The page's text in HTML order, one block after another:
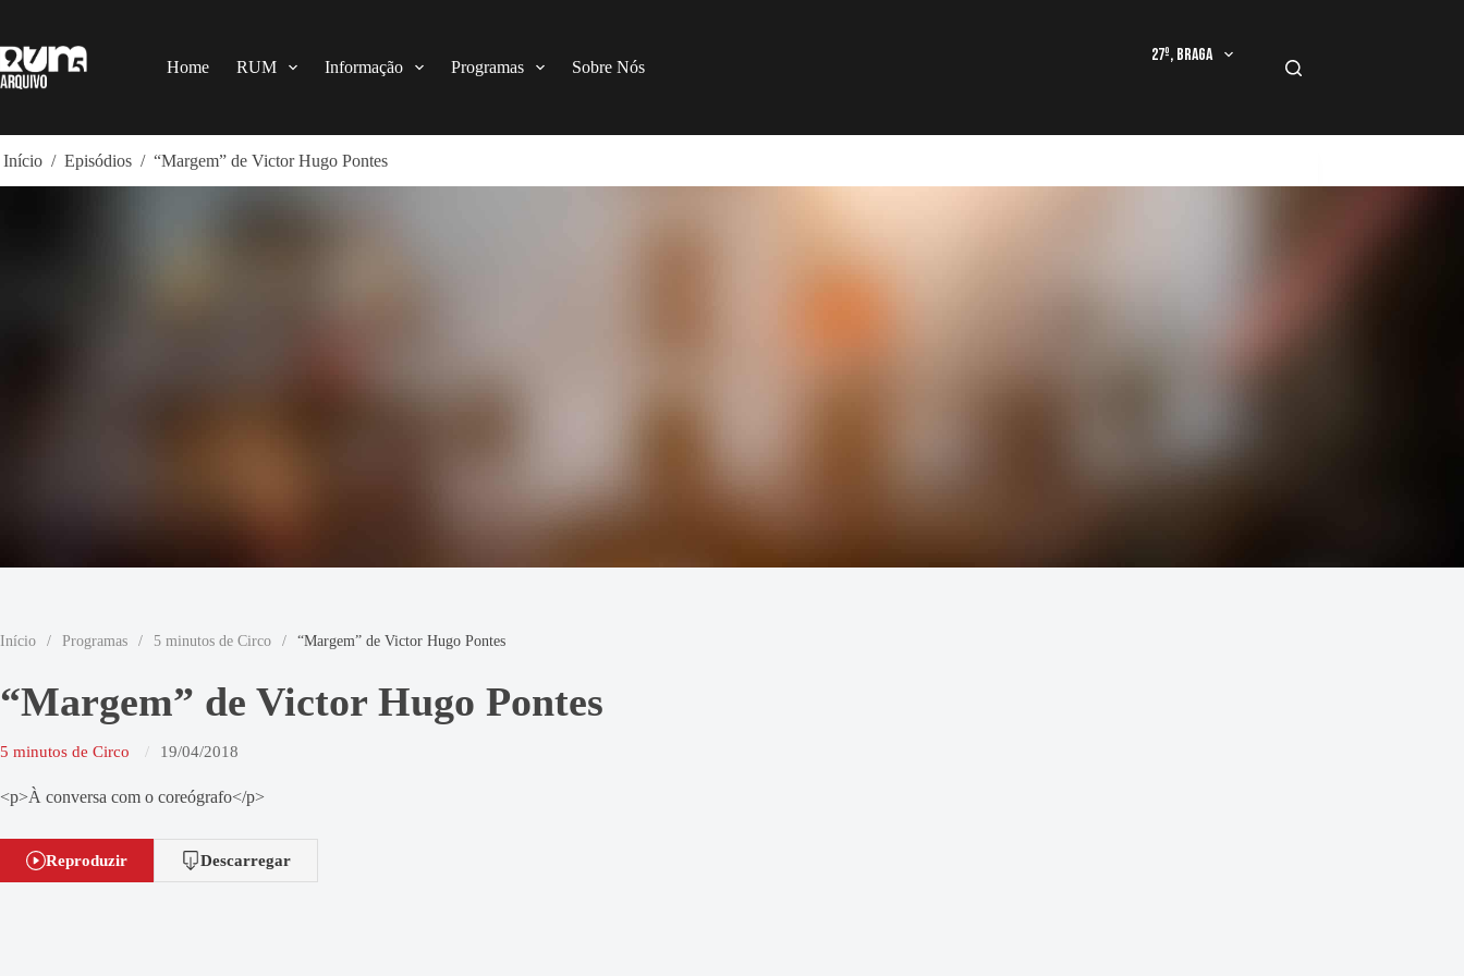
o
conteúdo
Home RUM Informação Programas Sobre Nós
27º, Braga
Início / Episódios / “Margem” de Victor Hugo Pontes
Início / Programas / 5 minutos de Circo / “Margem” de Victor Hugo Pontes
“Margem” de Victor Hugo Pontes
5 minutos de Circo 19/04/2018
<p>À conversa com o coreógrafo</p>
Reproduzir Descarregar